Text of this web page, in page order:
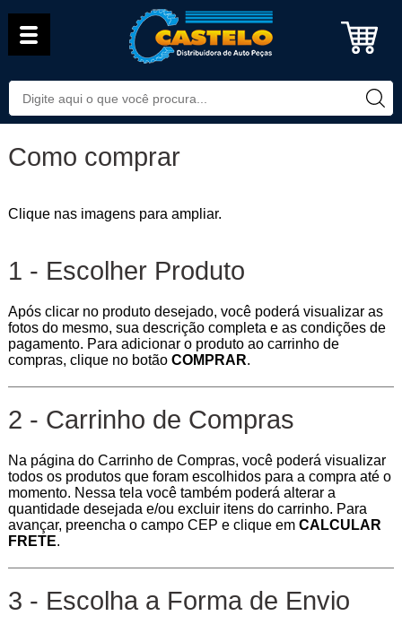
Como comprar
Clique nas imagens para ampliar.
1 - Escolher Produto
Após clicar no produto desejado, você poderá visualizar as
fotos do mesmo, sua descrição completa e as condições de
pagamento. Para adicionar o produto ao carrinho de
compras, clique no botão COMPRAR.
2 - Carrinho de Compras
Na página do Carrinho de Compras, você poderá visualizar
todos os produtos que foram escolhidos para a compra até o
momento. Nessa tela você também poderá alterar a
quantidade desejada e/ou excluir itens do carrinho. Para
avançar, preencha o campo CEP e clique em CALCULAR
FRETE.
3 - Escolha a Forma de Envio